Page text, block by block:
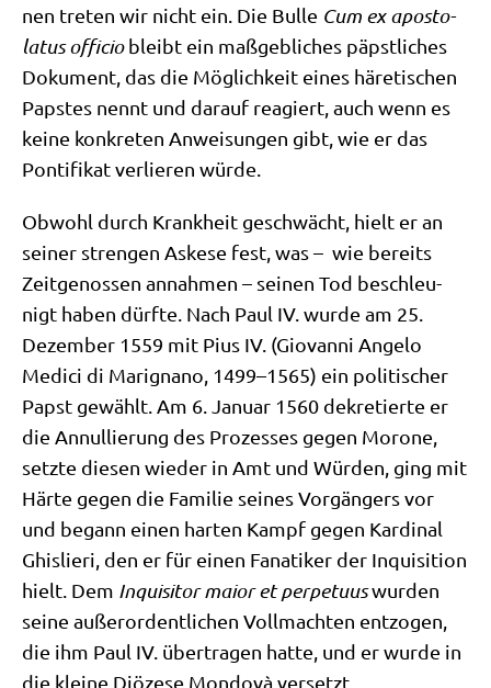
nen tre­ten wir nicht ein. Die Bul­le Cum ex apo­sto­
la­tus offi­ciobleibt ein maß­geb­li­ches päpst­li­ches
Doku­ment, das die Mög­lich­keit eines häre­ti­schen
Pap­stes nennt und dar­auf reagiert, auch wenn es
kei­ne kon­kre­ten Anwei­sun­gen gibt, wie er das
Pon­ti­fi­kat ver­lie­ren würde.
Obwohl durch Krank­heit geschwächt, hielt er an
sei­ner stren­gen Aske­se fest, was – wie bereits
Zeit­ge­nos­sen annah­men – sei­nen Tod beschleu­
nigt haben dürf­te. Nach Paul IV. wur­de am 25.
Dezem­ber 1559 mit Pius IV. (Gio­van­ni Ange­lo
Medi­ci di Marigna­no, 1499–1565) ein poli­ti­scher
Papst gewählt. Am 6. Janu­ar 1560 dekre­tier­te er
die Annul­lie­rung des Pro­zes­ses gegen Morone,
setz­te die­sen wie­der in Amt und Wür­den, ging mit
Här­te gegen die Fami­lie sei­nes Vor­gän­gers vor
und begann einen har­ten Kampf gegen Kar­di­nal
Ghis­lie­ri, den er für einen Fana­ti­ker der Inqui­si­ti­on
hielt. Dem Inqui­si­tor mai­or et per­pe­tu­uswur­den
sei­ne außer­or­dent­li­chen Voll­mach­ten ent­zo­gen,
die ihm Paul IV. über­tra­gen hat­te, und er wur­de in
die klei­ne Diö­ze­se Mon­do­và versetzt.